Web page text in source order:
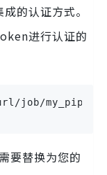
的认证方式。
进行认证的
job/
需要替换为您的